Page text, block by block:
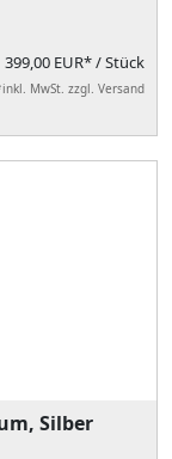
399,00 EUR*/ Stück
MwSt. zzgl. Versand
Silber